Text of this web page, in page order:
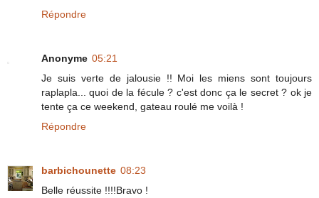
Répondre
Anonyme 05:21
Je suis verte de jalousie !! Moi les miens sont toujours
raplapla... quoi de la fécule ? c'est donc ça le secret ? ok je
tente ça ce weekend, gateau roulé me voilà !
Répondre
barbichounette 08:23
Belle réussite !!!!Bravo !